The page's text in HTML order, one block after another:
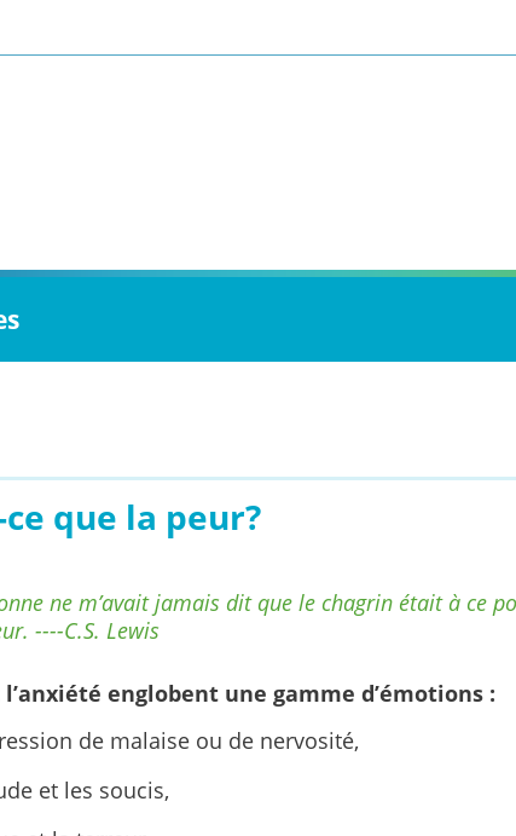
ce que la peur?
ne m’avait jamais dit que le chagrin était à ce
----C.S. Lewis
englobent une gamme d’émotions :
de malaise ou de nervosité,
et les soucis,